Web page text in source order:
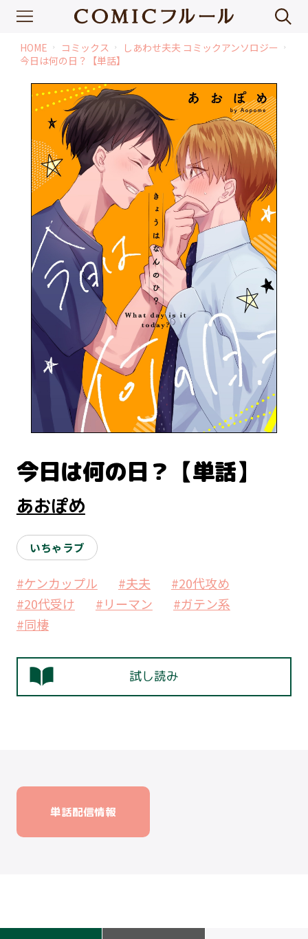
HOME chevron_right コミックス chevron_right しあわせ夫夫 コミックアンソロジー chevron_right
今日は何の日？【単話】
今日は何の日？【単話】
あおぽめ
いちゃラブ
#ケンカップル #夫夫
#20代攻め
#20代受け
#リーマン
#ガテン系
#同棲
試し読み
単話配信情報